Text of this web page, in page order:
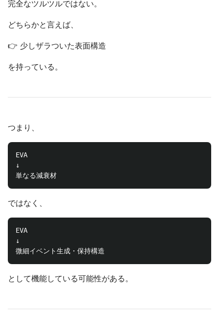
完全なツルツルではない。
どちらかと言えば、
👉 少しザラついた表面構造
を持っている。
つまり、
EVA
↓
ではなく、
EVA
↓
として機能している可能性がある。